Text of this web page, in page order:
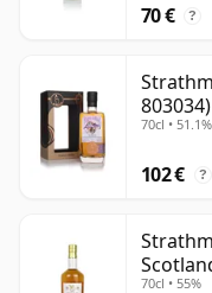
70 € ?
70cl • 51.1%
102 € ?
70cl • 55%